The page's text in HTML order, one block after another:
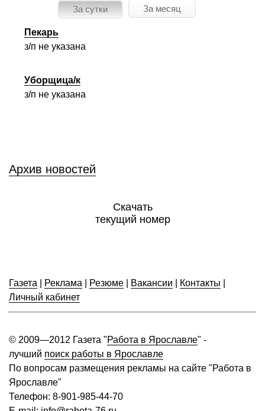
За сутки За месяц
Пекарь
з/п не указана
Уборщица/к
з/п не указана
Архив новостей
Скачать
текущий номер
Газета Реклама Резюме Вакансии Контакты
Личный кабинет
© 2009—2012 Газета "Работа в Ярославле" -
лучший поиск работы в Ярославле
По вопросам размещения рекламы на сайте "Работа в
Ярославле"
Телефон: 8-901-985-44-70